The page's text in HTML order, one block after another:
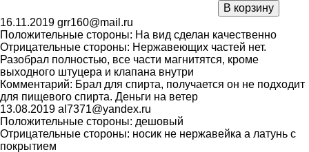
В корзину
16.11.2019 grr160@mail.ru
Положительные стороны: На вид сделан качественно
Отрицательные стороны: Нержавеющих частей нет.
Разобрал полностью, все части магнитятся, кроме
выходного штуцера и клапана внутри
Комментарий: Брал для спирта, получается он не подходит
для пищевого спирта. Деньги на ветер
13.08.2019 al7371@yandex.ru
Положительные стороны: дешовый
Отрицательные стороны: носик не нержавейка а латунь с
покрытием